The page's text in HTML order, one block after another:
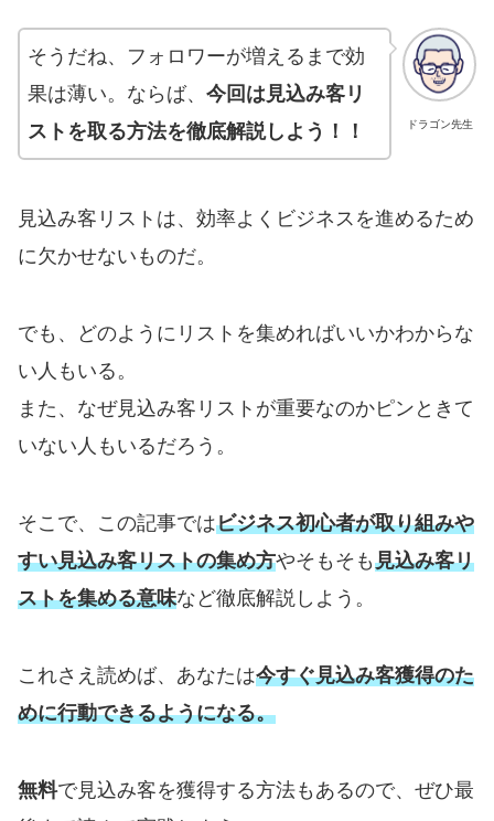
ドラゴン先生
そうだね、フォロワーが増えるまで効
果は薄い。ならば、 今回は見込み客リ
ストを取る方法を徹底解説しよう！！
見込み客リストは、効率よくビジネスを進めるため
に欠かせないものだ。
でも、どのようにリストを集めればいいかわからな
い人もいる。
また、なぜ見込み客リストが重要なのかピンときて
いない人もいるだろう。
そこで、この記事ではビジネス初心者が取り組みや
すい見込み客リストの集め方やそもそも見込み客リ
ストを集める意味など徹底解説しよう。
これさえ読めば、あなたは今すぐ見込み客獲得のた
めに行動できるようになる。
無料で見込み客を獲得する方法もあるので、ぜひ最